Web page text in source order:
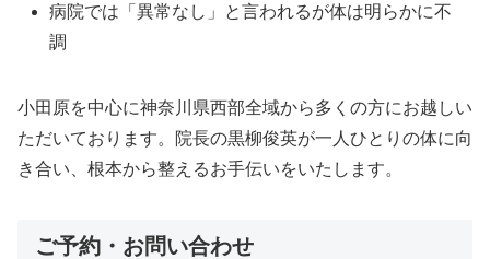
病院では「異常なし」と言われるが体は明らかに不
調
小田原を中心に神奈川県西部全域から多くの方にお越しい
ただいております。院長の黒柳俊英が一人ひとりの体に向
き合い、根本から整えるお手伝いをいたします。
ご予約・お問い合わせ